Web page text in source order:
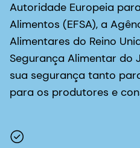
Autoridade Europeia
Alimentos (EFSA), a
Alimentares do Reino
Segurança Alimentar do
sua segurança tanto
para os produtores e